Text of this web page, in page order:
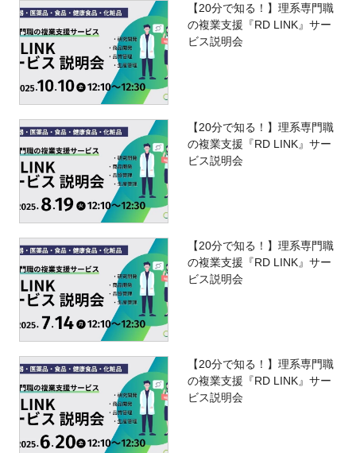
【20分で知る！】理系専門職
の複業支援『RD LINK』サー
ビス説明会
【20分で知る！】理系専門職
の複業支援『RD LINK』サー
ビス説明会
【20分で知る！】理系専門職
の複業支援『RD LINK』サー
ビス説明会
【20分で知る！】理系専門職
の複業支援『RD LINK』サー
ビス説明会